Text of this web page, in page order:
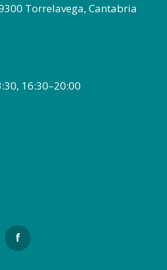
Torrelavega, Cantabria
16:30–20:00
f